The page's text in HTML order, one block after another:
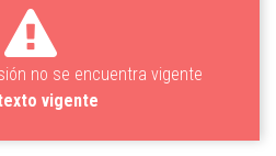
no se encuentra vigente
vigente